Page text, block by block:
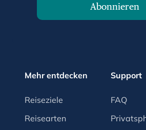
Abonnieren
Mehr entdecken
Reiseziele
Reisearten
Support
FAQ